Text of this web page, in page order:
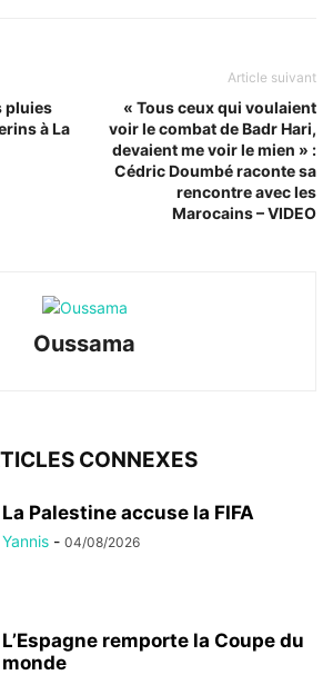
pluies
à La
Article suivant
« Tous ceux qui voulaient
voir le combat de Badr Hari,
devaient me voir le mien » :
Cédric Doumbé raconte sa
rencontre avec les
Marocains – VIDEO
Oussama
CONNEXES
La Palestine accuse la FIFA
Yannis - 04/08/2026
L’Espagne remporte la Coupe du
monde